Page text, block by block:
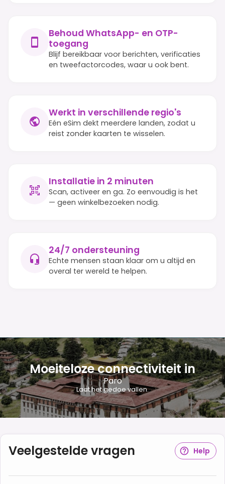
Behoud WhatsApp- en OTP-
toegang
Blijf bereikbaar voor berichten, verificaties
en tweefactorcodes, waar u ook bent.
Werkt in verschillende regio's
Eén eSim dekt meerdere landen, zodat u
reist zonder kaarten te wisselen.
Installatie in 2 minuten
Scan, activeer en ga. Zo eenvoudig is het
— geen winkelbezoeken nodig.
24/7 ondersteuning
Echte mensen staan klaar om u altijd en
overal ter wereld te helpen.
Moeiteloze connectiviteit in
Paro
Laat het gedoe vallen.
Veelgestelde vragen Help